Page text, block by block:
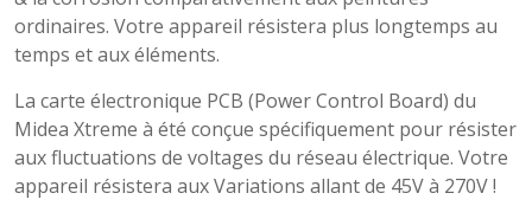
ordinaires. Votre appareil résistera plus longtemps au
temps et aux éléments.
La carte électronique PCB (Power Control Board) du
Midea Xtreme à été conçue spécifiquement pour résister
aux fluctuations de voltages du réseau électrique. Votre
appareil résistera aux Variations allant de 45V à 270V !